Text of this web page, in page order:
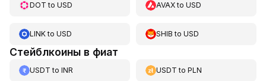
DOT to USD AVAXtoUSD
LINKto USD SHIB toUSD
Стейблкоины в фиат
USDT to INR USDT toPLN